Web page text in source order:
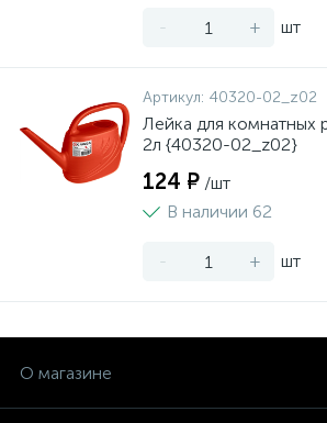
- + шт
Артикул: 40320-02_z02
Лейка для комнатных
2л {40320-02_z02}
124 ₽ /шт
В наличии 62
- + шт
О магазине